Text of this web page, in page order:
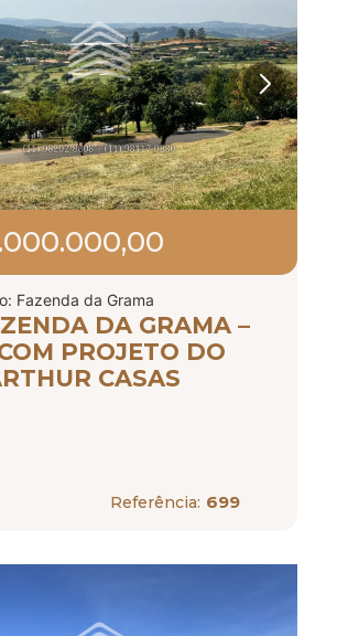
Fazenda da Grama
DA GRAMA –
PROJETO DO
CASAS
Referência: 699